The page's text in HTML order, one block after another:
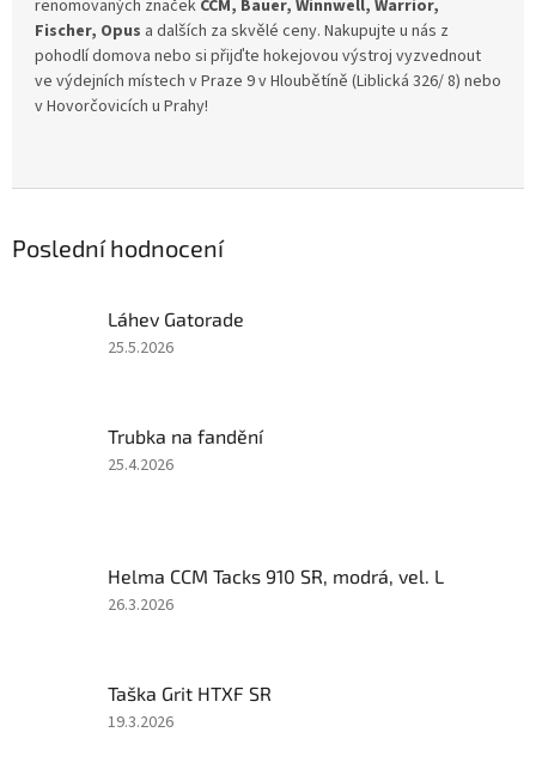
renomovaných značek CCM, Bauer, Winnwell, Warrior,
Fischer, Opus a dalších za skvělé ceny. Nakupujte u nás z
pohodlí domova nebo si přijďte hokejovou výstroj vyzvednout
ve výdejních místech v Praze 9 v Hloubětíně (Liblická 326/ 8) nebo
v Hovorčovicích u Prahy!
Poslední hodnocení
Láhev Gatorade
Hodnocení
z
5
25.5.2026
Trubka na fandění
Hodnocení
5
hvězdiček.
25.4.2026
Helma CCM Tacks 910 SR, modrá, vel. L
Hodnocení
z
5
26.3.2026
Taška Grit HTXF SR
Hodnocení
19.3.2026